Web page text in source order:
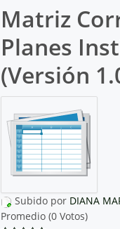
Matriz
Planes
(Versión
Subido por DIANA
Promedio (0 Votos)